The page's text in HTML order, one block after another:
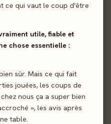
ce qui vaut le coup d'être
utile, fiable et
chose essentielle :
sûr. Mais ce qui fait
jouées, les coups de
nous ça a super bien
», les avis après
table.
Le but est de se
hoop"). Chaque joueur
main, plus cinq cartes
ou une de sa main. Le
carte et demande au
ou "plus bas". Un joueur
"doubler" - jouer la même